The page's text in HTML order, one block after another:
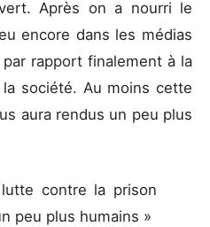
Après on a nourri le
encore dans les médias
rapport finalement à la
société. Au moins cette
aura rendus un peu plus
contre la prison
peu plus humains »